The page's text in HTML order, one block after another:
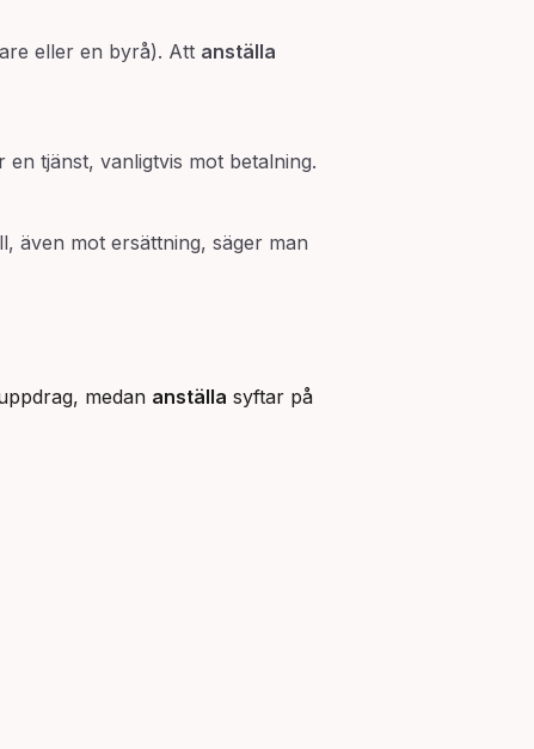
eller en byrå). Att anställa
tjänst, vanligtvis mot betalning.
även mot ersättning, säger man
medan anställa syftar på